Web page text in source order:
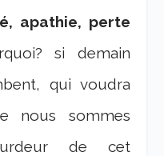
apathie, perte
si demain
qui voudra
nous sommes
de cet